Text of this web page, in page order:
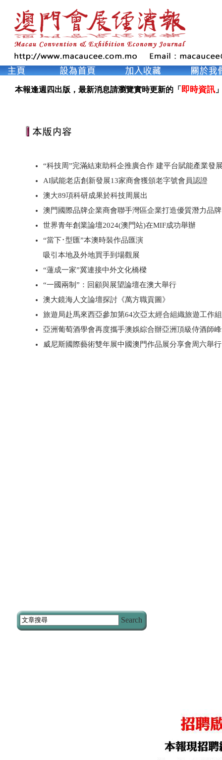
本報逢週四出版，最新消息請瀏覽實時更新的「 即時資訊
“科技周”完滿結束助科企推廣合作 建平台賦能產業發
AI賦能老店創新發展13家商會獲頒老字號會員認證
澳大89項科研成果於科技周展出
澳門國際品牌企業商會聯手灣區企業打造優質潛力品牌
世界青年創業論壇2024(澳門站)在MIF成功舉辦
“當下･型匯”本澳時裝作品匯演
吸引本地及外地買手到場觀展
“蓮成一家”冀連接中外文化橋樑
“一國兩制”：回顧與展望論壇在澳大舉行
澳大鏡海人文論壇探討《萬方職貢圖》
旅遊局赴馬來西亞參加第64次亞太經合組織旅遊工作
亞洲葡萄酒學會再度攜手澳娛綜合辦亞洲頂級侍酒師
威尼斯國際藝術雙年展中國澳門作品展分享會周六舉行
Search